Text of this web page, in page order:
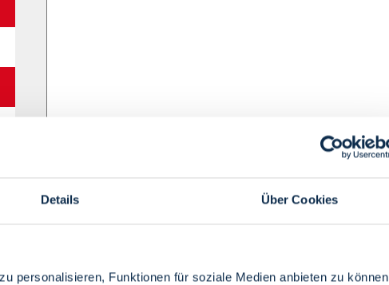
Details Über Cookies
personalisieren, Funktionen für soziale Medien anbieten zu können